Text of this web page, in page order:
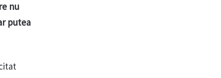
nu
putea